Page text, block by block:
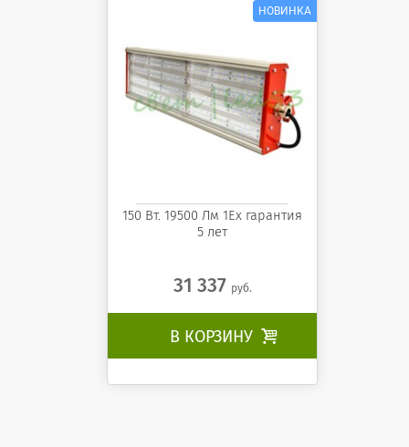
150 Вт. 19500 Лм 1Ех гарантия
5 лет
31 337 руб.
В КОРЗИНУ 